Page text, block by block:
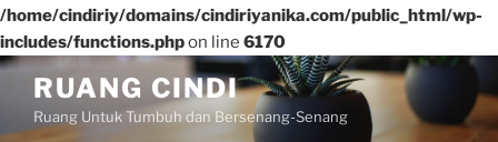
/home/cindiriy/domains/cindiriyanika.com/public_html/wp-
includes/functions.phpon line 6170
Skip
content
RUANG CINDI
Ruang Untuk Tumbuh dan Bersenang-Senang